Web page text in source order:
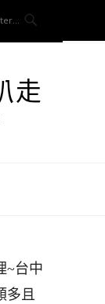
走
~台中
多且